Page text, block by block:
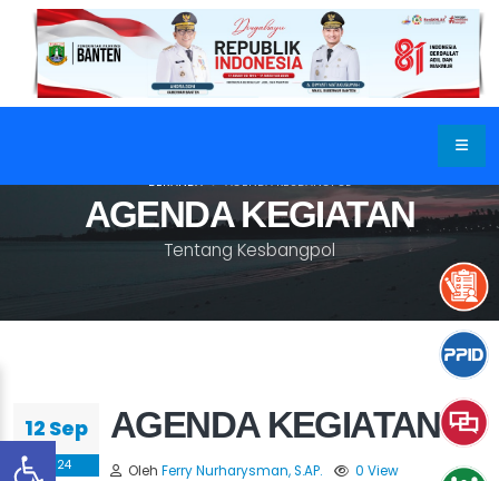
AGENDA KEGIATAN
Tentang Kesbangpol
BERANDA AGENDA KESBANGPOL
12 Sep
2024
AGENDA KEGIATAN
Oleh Ferry Nurharysman, S.AP. 0 View